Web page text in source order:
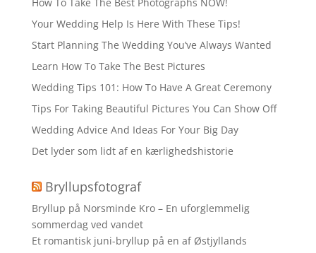
How To Take The Best Photographs NOW!
Your Wedding Help Is Here With These Tips!
Start Planning The Wedding You’ve Always Wanted
Learn How To Take The Best Pictures
Wedding Tips 101: How To Have A Great Ceremony
Tips For Taking Beautiful Pictures You Can Show Off
Wedding Advice And Ideas For Your Big Day
Det lyder som lidt af en kærlighedshistorie
Bryllupsfotograf
Bryllup på Norsminde Kro – En uforglemmelig
sommerdag ved vandet
Et romantisk juni-bryllup på en af Østjyllands